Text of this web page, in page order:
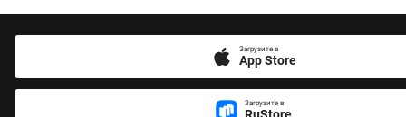
Загрузите в
App Store
Загрузите в